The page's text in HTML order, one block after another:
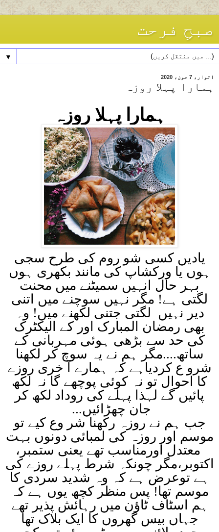
صبحِ فرحت
▼
اتوار، 7 جون، 2020
ہمارا پہلا روزہ
ہمارا پہلا روزہ
یادیں کسی شو روم کی طرح سجی
ہوں یا ورکشاپ کی مانند بکھری ہوں
بہر حال انہیں سمیٹنے میں محنت
لگتی ہے! مگر نہیں سوچنے میں اتنی
دیر نہیں لگتی جتنی لکھنے میں! وہ
بھی رمضان المبارک اور کے الیکٹرک
کی حد سے بڑھی ہوئی مہربانی کے
ساتھ....مگر ہم نے یہ سوچ کر لکھنا
شرو ع کردیاہے کہ ہمارے آ خری روزے
کا احوال تو نہ کوئی پوچھے گا نہ لکھ
پائیں گے لہذا پہلے کی روداد لکھ کر
جان چھڑائیں...
جب ہم نے روزہ رکھنا شر وع کیے تو
موسم اور روزہ کی لمبائی دونوں بہت
معتدل اورمناسب تھے یعنی ستمبر،
اکتوبر،مگر چونکہ شرط پہلے روزے کی
ہے توعرض ہے کہ وہ شدید سردی کا
موسم تھا! پس منظر کچھ یوں ہے کہ
ہم اسٹاف ٹاؤن میں رہائش پذیر تھے
جہاں بیس گھروں کا ایک بلاک تھا